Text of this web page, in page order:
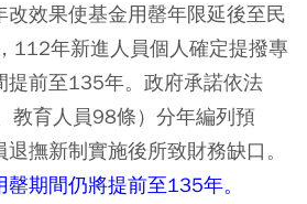
改效果使基金用罄年限延後至民
112年新進人員個人確定提撥專
提前至135年。政府承諾依法
教育人員98條）分年編列預
撫新制實施後所致財務缺口。
期間仍將提前至135年。